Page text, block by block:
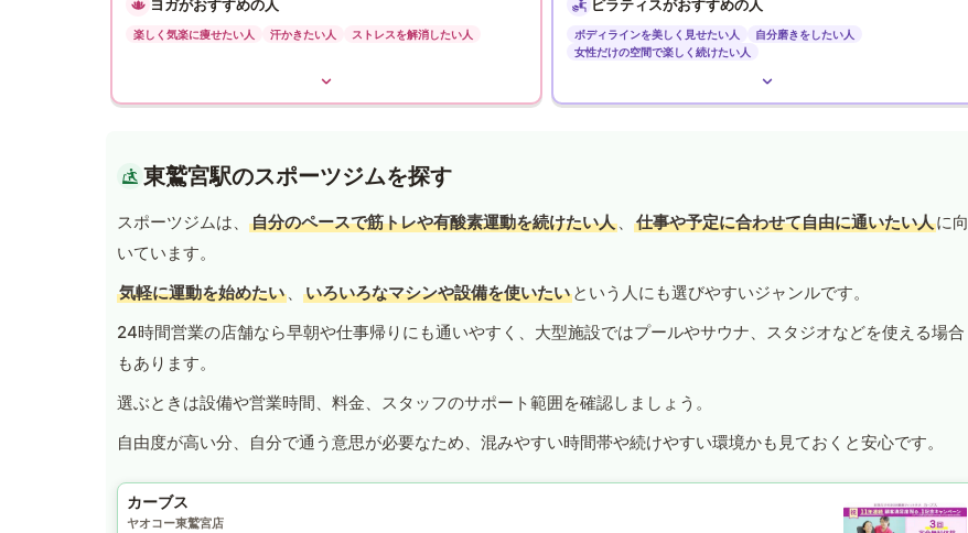
ヨガがおすすめの人
楽しく気楽に痩せたい人 汗かきたい人 ストレスを解消したい人
ピラティスがおすすめの人
ボディラインを美しく見せたい人
自分磨きをしたい人
女性だけの空間で楽しく続けたい人
東鷲宮駅のスポーツジムを探す
スポーツジムは、 自分のペースで筋トレや有酸素運動を続けたい人 、 仕事や予定に合わせて自由に通いたい人に向
いています。
気軽に運動を始めたい 、 いろいろなマシンや設備を使いたい という人にも選びやすいジャンルです。
24時間営業の店舗なら早朝や仕事帰りにも通いやすく、大型施設ではプールやサウナ、スタジオなどを使える場合
もあります。
選ぶときは設備や営業時間、料金、スタッフのサポート範囲を確認しましょう。
自由度が高い分、自分で通う意思が必要なため、混みやすい時間帯や続けやすい環境かも見ておくと安心です。
カーブス
ヤオコー東鷲宮店